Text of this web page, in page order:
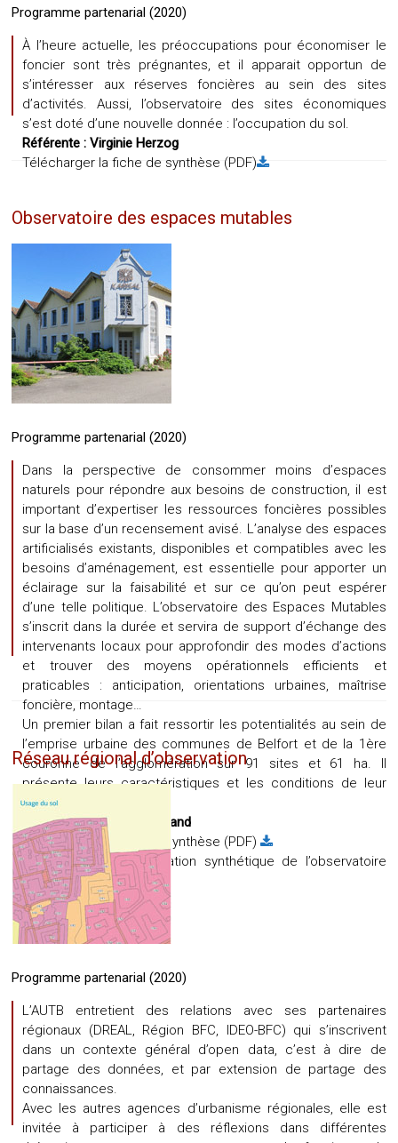
Programme partenarial (2020)
À l’heure actuelle, les préoccupations pour économiser le
foncier sont très prégnantes, et il apparait opportun de
s’intéresser aux réserves foncières au sein des sites
d’activités. Aussi, l’observatoire des sites économiques
s’est doté d’une nouvelle donnée : l’occupation du sol.
Référente :Virginie Herzog
Télécharger la fiche de synthèse (PDF)
Observatoire des espaces mutables
Programme partenarial (2020)
Dans la perspective de consommer moins d’espaces
naturels pour répondre aux besoins de construction, il est
important d’expertiser les ressources foncières possibles
sur la base d’un recensement avisé. L’analyse des espaces
artificialisés existants, disponibles et compatibles avec les
besoins d’aménagement, est essentielle pour apporter un
éclairage sur la faisabilité et sur ce qu’on peut espérer
d’une telle politique. L’observatoire des Espaces Mutables
s’inscrit dans la durée et servira de support d’échange des
intervenants locaux pour approfondir des modes d’actions
et trouver des moyens opérationnels efficients et
praticables : anticipation, orientations urbaines, maîtrise
foncière, montage…
Un premier bilan a fait ressortir les potentialités au sein de
l’emprise urbaine des communes de Belfort et de la 1ère
couronne de l’agglomération sur 91 sites et 61 ha. Il
présente leurs caractéristiques et les conditions de leur
disponibilité.
Référent :Dominique Brigand
Télécharger la fiche de synthèse (PDF)
Télécharger la présentation synthétique de l’observatoire
(PDF)
Réseau régional d’observation
Programme partenarial (2020)
L’AUTB entretient des relations avec ses partenaires
régionaux (DREAL, Région BFC, IDEO-BFC) qui s’inscrivent
dans un contexte général d’open data, c’est à dire de
partage des données, et par extension de partage des
connaissances.
Avec les autres agences d’urbanisme régionales, elle est
invitée à participer à des réflexions dans différentes